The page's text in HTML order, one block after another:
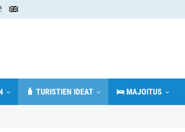
🧳 TURISTIEN IDEAT 🛌 MAJOITUS